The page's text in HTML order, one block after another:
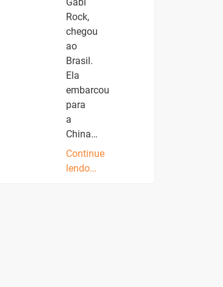
Gabi
Rock,
chegou
ao
Brasil.
Ela
embarcou
para
a
China…
Continue
lendo…